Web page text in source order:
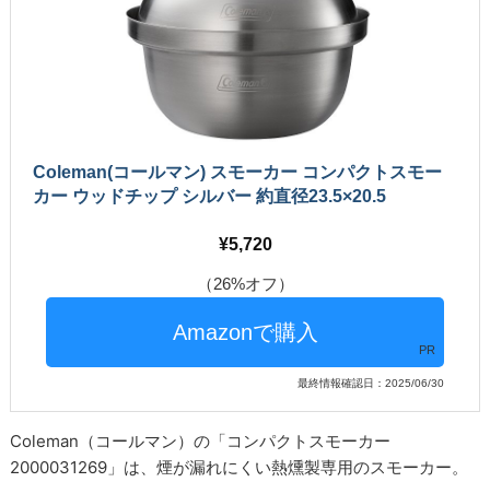
Coleman(コールマン) スモーカー コンパクトスモー
カー ウッドチップ シルバー 約直径23.5×20.5
5,720
（26%オフ）
PR
最終情報確認日：2025/06/30
Coleman（コールマン）の「コンパクトスモーカー
2000031269」は、煙が漏れにくい熱燻製専用のスモーカー。